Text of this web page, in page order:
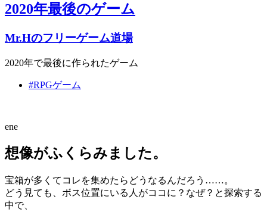
2020年最後のゲーム
Mr.Hのフリーゲーム道場
2020年で最後に作られたゲーム
#RPGゲーム
ene
想像がふくらみました。
宝箱が多くてコレを集めたらどうなるんだろう……。
どう見ても、ボス位置にいる人がココに？なぜ？と探索する
中で、